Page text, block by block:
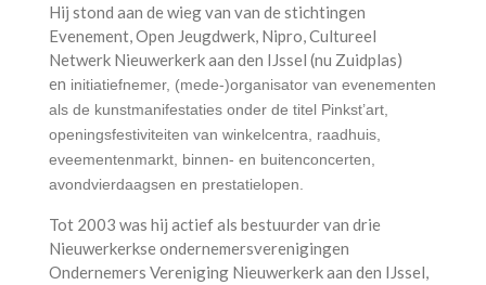
Hij stond aan de wieg van van de stichtingen
Evenement, Open Jeugdwerk, Nipro, Cultureel
Netwerk Nieuwerkerk aan den IJssel (nu Zuidplas)
en initiatiefnemer, (mede-)organisator van evenementen
als de kunstmanifestaties onder de titel Pinkst’art,
openingsfestiviteiten van winkelcentra, raadhuis,
eveementenmarkt, binnen- en buitenconcerten,
avondvierdaagsen en prestatielopen.
Tot 2003 was hij actief als bestuurder van drie
Nieuwerkerkse ondernemers­verenigingen
Ondernemers Vereniging Nieuwerkerk aan den IJssel,